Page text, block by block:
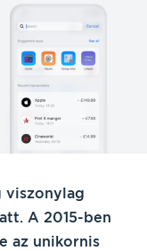
viszonylag
A 2015-ben
az unikornis